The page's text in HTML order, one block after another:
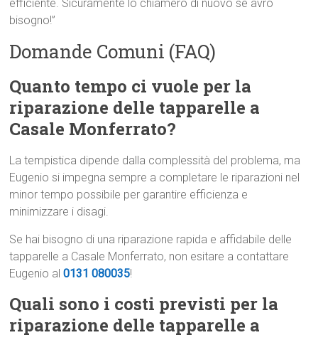
efficiente. Sicuramente lo chiamerò di nuovo se avrò
bisogno!”
Domande Comuni (FAQ)
Quanto tempo ci vuole per la
riparazione delle tapparelle a
Casale Monferrato?
La tempistica dipende dalla complessità del problema, ma
Eugenio si impegna sempre a completare le riparazioni nel
minor tempo possibile per garantire efficienza e
minimizzare i disagi.
Se hai bisogno di una riparazione rapida e affidabile delle
tapparelle a Casale Monferrato, non esitare a contattare
Eugenio al0131 080035!
Quali sono i costi previsti per la
riparazione delle tapparelle a